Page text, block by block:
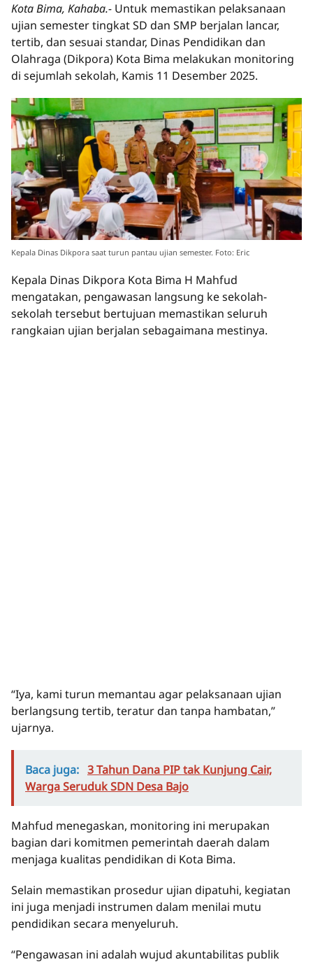
Kota Bima, Kahaba.- Untuk memastikan pelaksanaan
ujian semester tingkat SD dan SMP berjalan lancar,
tertib, dan sesuai standar, Dinas Pendidikan dan
Olahraga (Dikpora) Kota Bima melakukan monitoring
di sejumlah sekolah, Kamis 11 Desember 2025.
Kepala Dinas Dikpora saat turun pantau ujian semester. Foto: Eric
Kepala Dinas Dikpora Kota Bima H Mahfud
mengatakan, pengawasan langsung ke sekolah-
sekolah tersebut bertujuan memastikan seluruh
rangkaian ujian berjalan sebagaimana mestinya.
“Iya, kami turun memantau agar pelaksanaan ujian
berlangsung tertib, teratur dan tanpa hambatan,”
ujarnya.
Baca juga: 3 Tahun Dana PIP tak Kunjung Cair,
Warga Seruduk SDN Desa Bajo
Mahfud menegaskan, monitoring ini merupakan
bagian dari komitmen pemerintah daerah dalam
menjaga kualitas pendidikan di Kota Bima.
Selain memastikan prosedur ujian dipatuhi, kegiatan
ini juga menjadi instrumen dalam menilai mutu
pendidikan secara menyeluruh.
“Pengawasan ini adalah wujud akuntabilitas publik